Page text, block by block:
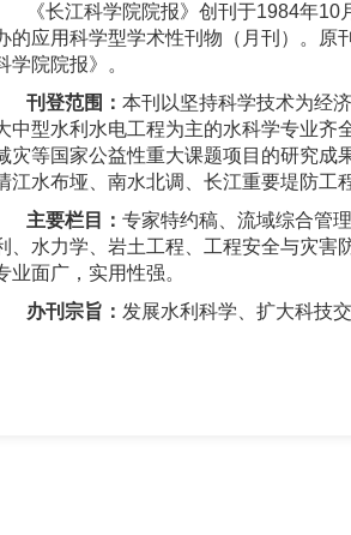
《长江科学院院报》创刊于1984年10
的应用科学型学术性刊物（月刊）。原
学院院报》。
刊登范围： 本刊以坚持科学技术为经
中型水利水电工程为主的水科学专业齐
灾等国家公益性重大课题项目的研究成
江水布垭、南水北调、长江重要堤防工
主要栏目： 专家特约稿、流域综合管
、水力学、岩土工程、工程安全与灾害
业面广，实用性强。
办刊宗旨： 发展水利科学、扩大科技